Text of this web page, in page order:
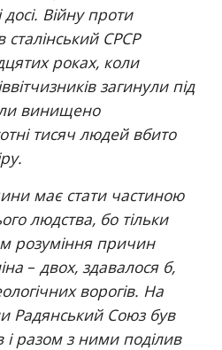
Війну проти
сталінський СРСР
роках, коли
загинули під
винищено
тисяч людей вбито
має стати частиною
людства, бо тільки
розуміння причин
– двох, здавалося б,
ворогів. На
Радянський Союз був
і разом з ними поділив